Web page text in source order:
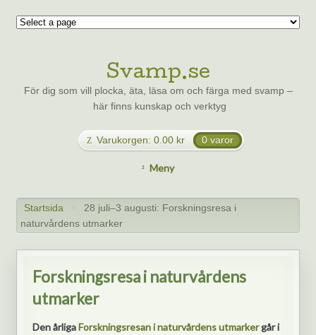
Svamp.se
För dig som vill plocka, äta, läsa om och färga med svamp –
här finns kunskap och verktyg
Varukorgen: 0.00 kr 0 varor
Meny
Startsida >
28 juli–3 augusti: Forskningsresa i
naturvårdens utmarker
Forskningsresa i naturvårdens
utmarker
Den årligaForskningsresan i naturvårdens utmarkergår i